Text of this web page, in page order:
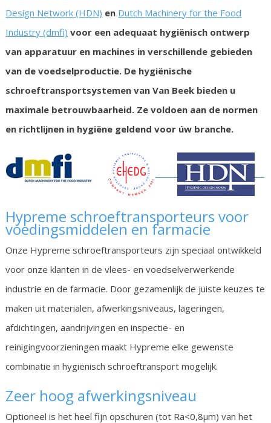
Design Network (HDN) en Dutch Machinery for the Food
Industry (dmfi) voor een adequaat hygiënisch ontwerp
van apparatuur en machines in verschillende gebieden
van de voedselproductie. De hygiënische
schroeftransportsystemen van Van Beek bieden u
maximale betrouwbaarheid. Ze voldoen aan de normen
en richtlijnen in hygiëne geldend voor úw branche.
Hypreme schroeftransporteurs voor
voedingsmiddelen en farmacie
Onze Hypreme schroeftransporteurs zijn speciaal ontwikkeld
voor onze klanten in de vlees- en voedselverwerkende
industrie en de farmacie. Door gezamenlijk de juiste keuzes te
maken uit materialen, afwerkingsniveaus, lageringen,
afdichtingen, aandrijvingen en inspectie- en
reinigingvoorzieningen maakt Hypreme elke gewenste
combinatie in hygiënisch schroeftransport mogelijk.
Zeer hoog afwerkingsniveau
Optioneel is het heel fijn opschuren (tot Ra<0,8µm) van het